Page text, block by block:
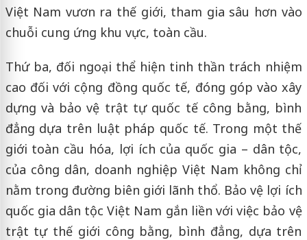
Việt Nam vươn ra thế giới, tham gia sâu hơn vào
chuỗi cung ứng khu vực, toàn cầu.
Thứ ba, đối ngoại thể hiện tinh thần trách nhiệm
cao đối với cộng đồng quốc tế, đóng góp vào xây
dựng và bảo vệ trật tự quốc tế công bằng, bình
đẳng dựa trên luật pháp quốc tế. Trong một thế
giới toàn cầu hóa, lợi ích của quốc gia – dân tộc,
của công dân, doanh nghiệp Việt Nam không chỉ
nằm trong đường biên giới lãnh thổ. Bảo vệ lợi ích
quốc gia dân tộc Việt Nam gắn liền với việc bảo vệ
trật tự thế giới công bằng, bình đẳng, dựa trên